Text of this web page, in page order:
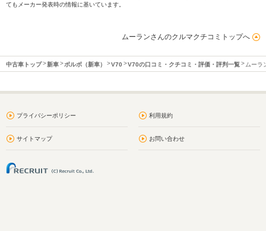
てもメーカー発表時の情報に基いています。
ムーランさんのクルマクチコミトップへ
中古車トップ 新車 ボルボ（新車） V70 V70の口コミ・クチコミ・評価・評判一覧 ムーラ
プライバシーポリシー 利用規約
サイトマップ お問い合わせ